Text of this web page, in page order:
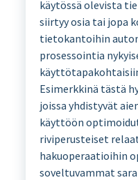
käytössä olevista
siirtyy osia tai jopa
tietokantoihin
prosessointia
Esimerkkinä tästä
joissa yhdistyvät
käyttöön
riviperusteiset
hakuoperaatioihin
soveltuvammat